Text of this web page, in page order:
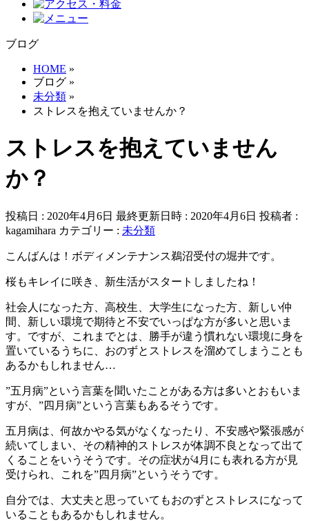
ブログ
HOME »
ブログ »
未分類 »
ストレスを抱えていませんか？
ストレスを抱えていません
か？
投稿日 : 2020年4月6日 最終更新日時 : 2020年4月6日 投稿者 :
kagamihara カテゴリー : 未分類
こんばんは！ボディメンテナンス鵜沼受付の堀井です。
桜もキレイに咲き、新生活がスタートしましたね！
社会人になった方、高校生、大学生になった方、新しい仲
間、新しい環境で期待と不安でいっぱな方が多いと思いま
す。ですが、これまでとは、勝手が違う慣れない環境に身を
置いているうちに、おのずとストレスを溜めてしまうことも
あるかもしれません…
”五月病”という言葉を聞いたことがある方は多いとおもいま
すが、”四月病”という言葉もあるそうです。
五月病は、何故かやる気がなくなったり、不安感や緊張感が
続いてしまい、その精神的ストレスが体調不良となって出て
くることをいうそうです。その症状が4月にも表れる方が見
受けられ、これを”四月病”というそうです。
自分では、大丈夫と思っていてもおのずとストレスになって
いることもあるかもしれません。